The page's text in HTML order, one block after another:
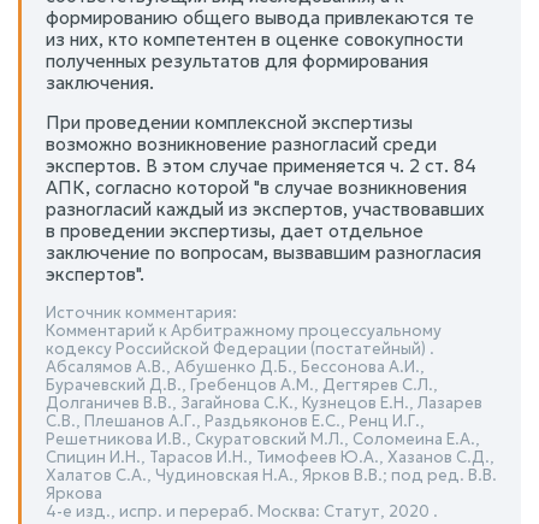
формированию общего вывода привлекаются те
из них, кто компетентен в оценке совокупности
полученных результатов для формирования
заключения.
При проведении комплексной экспертизы
возможно возникновение разногласий среди
экспертов. В этом случае применяется ч. 2 ст. 84
АПК, согласно которой "в случае возникновения
разногласий каждый из экспертов, участвовавших
в проведении экспертизы, дает отдельное
заключение по вопросам, вызвавшим разногласия
экспертов".
Источник комментария:
Комментарий к Арбитражному процессуальному
кодексу Российской Федерации (постатейный) .
Абсалямов А.В., Абушенко Д.Б., Бессонова А.И.,
Бурачевский Д.В., Гребенцов А.М., Дегтярев С.Л.,
Долганичев В.В., Загайнова С.К., Кузнецов Е.Н., Лазарев
С.В., Плешанов А.Г., Раздьяконов Е.С., Ренц И.Г.,
Решетникова И.В., Скуратовский М.Л., Соломеина Е.А.,
Спицин И.Н., Тарасов И.Н., Тимофеев Ю.А., Хазанов С.Д.,
Халатов С.А., Чудиновская Н.А., Ярков В.В.; под ред. В.В.
Яркова
4-е изд., испр. и перераб. Москва: Статут, 2020 .